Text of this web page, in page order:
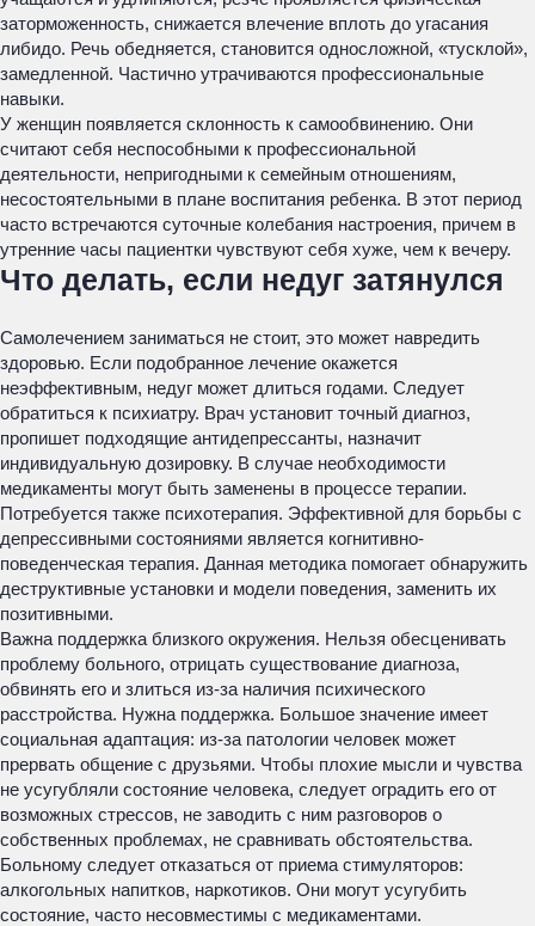
заторможенность, снижается влечение вплоть до угасания
либидо. Речь обедняется, становится односложной, «тусклой»,
замедленной. Частично утрачиваются профессиональные
навыки.
У женщин появляется склонность к самообвинению. Они
считают себя неспособными к профессиональной
деятельности, непригодными к семейным отношениям,
несостоятельными в плане воспитания ребенка. В этот период
часто встречаются суточные колебания настроения, причем в
утренние часы пациентки чувствуют себя хуже, чем к вечеру.
Что делать, если недуг затянулся
Самолечением заниматься не стоит, это может навредить
здоровью. Если подобранное лечение окажется
неэффективным, недуг может длиться годами. Следует
обратиться к психиатру. Врач установит точный диагноз,
пропишет подходящие антидепрессанты, назначит
индивидуальную дозировку. В случае необходимости
медикаменты могут быть заменены в процессе терапии.
Потребуется также психотерапия. Эффективной для борьбы с
депрессивными состояниями является когнитивно-
поведенческая терапия. Данная методика помогает обнаружить
деструктивные установки и модели поведения, заменить их
позитивными.
Важна поддержка близкого окружения. Нельзя обесценивать
проблему больного, отрицать существование диагноза,
обвинять его и злиться из-за наличия психического
расстройства. Нужна поддержка. Большое значение имеет
социальная адаптация: из-за патологии человек может
прервать общение с друзьями. Чтобы плохие мысли и чувства
не усугубляли состояние человека, следует оградить его от
возможных стрессов, не заводить с ним разговоров о
собственных проблемах, не сравнивать обстоятельства.
Больному следует отказаться от приема стимуляторов:
алкогольных напитков, наркотиков. Они могут усугубить
состояние, часто несовместимы с медикаментами.